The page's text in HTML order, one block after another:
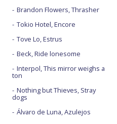
Brandon Flowers, Thrasher
Tokio Hotel, Encore
Tove Lo, Estrus
Beck, Ride lonesome
Interpol, This mirror weighs a
ton
Nothing but Thieves, Stray
dogs
Álvaro de Luna, Azulejos